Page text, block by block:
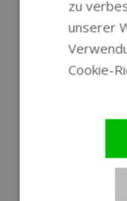
zu
unserer
Cookie-